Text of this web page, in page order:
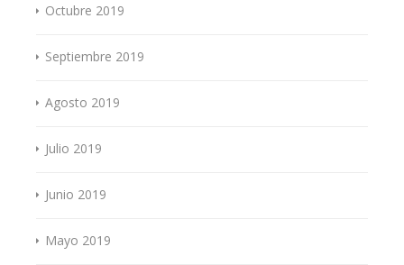
Octubre 2019
Septiembre 2019
Agosto 2019
Julio 2019
Junio 2019
Mayo 2019